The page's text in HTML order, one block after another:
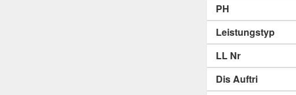
PH
Leistungstyp
LL Nr
Dis Auftri